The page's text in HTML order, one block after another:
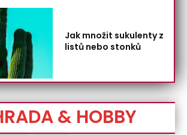
Jak množit sukulenty z
listů nebo stonků
& HOBBY